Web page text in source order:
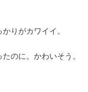
りがカワイイ。
のに。かわいそう。